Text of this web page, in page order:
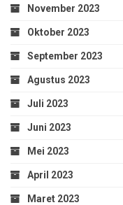
November 2023
Oktober 2023
September 2023
Agustus 2023
Juli 2023
Juni 2023
Mei 2023
April 2023
Maret 2023